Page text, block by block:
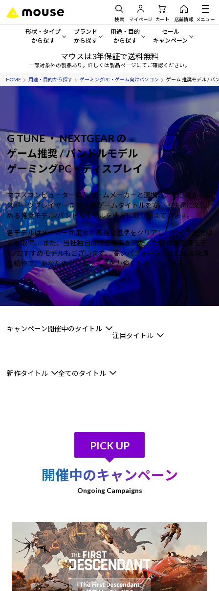
検索 マイページ カート 店舗情報 メニュー
形状・タイプ
から探す
形状・タイプから探す をすべてみる
デスクトップPC
サーバー
ワークステーション
ディスプレイ
Windows 11|Copilot+ PC
ブランド
から探す
mouse
G TUNE
DAIV
MousePro
iiyama
Windows 11 Copilot+ PC
用途・目的
から探す
一般向けパソコン
ゲーミングPC・ゲーム向けパソコン
ビジネス向けパソコン
学習向けパソコン
スペック/パーツ別
AIおすすめパソコン
Windows 11| Copilot+ PC
セール
キャンペーン
セール・キャンペー
期間限定セール
人気モデルが期間限定・お
アウトレットパソコン
すべて新品の旧モデル製品
おすすめ目玉パソコン
今イチオシのパソコンをピ
Windows 11 Copilot+ PC
マウスは3年保証で送料無料
一部対象外の製品あり。詳しくは製品ページにてご確認ください。
HOME 用途・目的から探す ゲーミングPC・ゲーム向けパソコン ゲーム 推奨モデル / バ
G TUNE ・ NEXTGEAR の
ゲーム推奨 / バンドルモデル
ゲーミングPC・ディスプレイ
マウスコンピューターは各ゲームメーカーと連携し、初心者からe
スポーツプレイヤーまで 人気ゲームタイトルを安心・快適に楽し
める推奨モデル/バンドルモデルを豊富に取り揃えています。
各モデルはメーカーが定めた厳格な基準をクリアし、公式の推奨認
定を取得。
また、当社独自の検証基準を満たした動作確認済モデ
ル/おすすめモデルもございます。高いパフォーマンスによる快適
な動作で、あなたのゲームライフを力強くサポートします。
キャンペーン開催中のタイトル
注目タイトル
新作タイトル 全てのタイトル
PICK UP
開催中のキャンペーン
Ongoing Campaigns